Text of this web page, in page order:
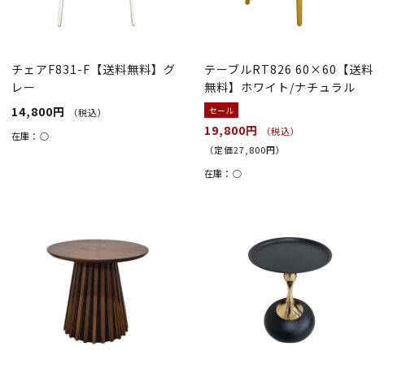
チェアF831-F【送料無料】グ
レー
14,800円
（税込）
在庫：○
テーブルRT826 60×60【送料
無料】ホワイト/ナチュラル
セール
19,800円
（税込）
（定価27,800円）
在庫：○